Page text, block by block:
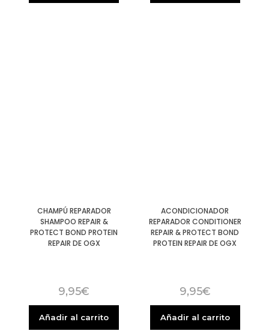
CHAMPÚ REPARADOR
SHAMPOO REPAIR &
PROTECT BOND PROTEIN
REPAIR DE OGX
9,95€
Añadir al carrito
ACONDICIONADOR
REPARADOR CONDITIONER
REPAIR & PROTECT BOND
PROTEIN REPAIR DE OGX
9,95€
Añadir al carrito